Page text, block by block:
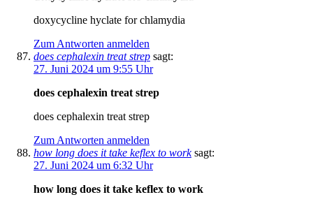
doxycycline hyclate for chlamydia
Zum Antworten anmelden
does cephalexin treat strep sagt:
27. Juni 2024 um 9:55 Uhr
does cephalexin treat strep
does cephalexin treat strep
Zum Antworten anmelden
how long does it take keflex to work sagt:
27. Juni 2024 um 6:32 Uhr
how long does it take keflex to work